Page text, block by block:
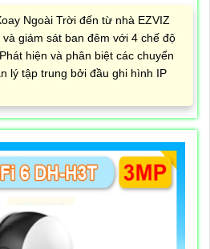
Ngoài Trời đến từ nhà EZVIZ
giám sát ban đêm với 4 chế độ
hiện và phân biệt các chuyển
lý tập trung bởi đầu ghi hình IP